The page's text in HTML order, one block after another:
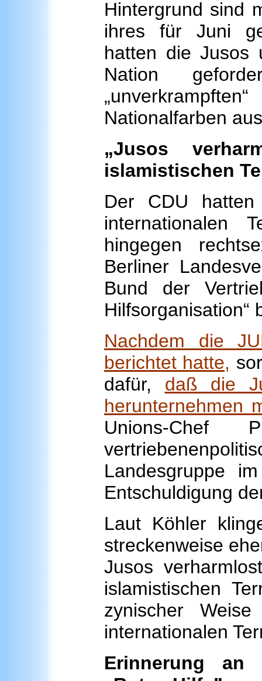
Hintergrund sind
ihres für Juni
hatten die Jusos
Nation
Nationalfarben
„Jusos
islamistischen
Der CDU
internationalen
hingegen
Berliner
Bund der
Hilfsorganisation“
Nachdem die
berichtet hatte,
dafür, daß die
herunternehmen
Unions-
Landesgruppe
Entschuldigung
Laut Köhler
streckenweise
Jusos
islamistischen
zynischer
internationalen
Erinnerung an